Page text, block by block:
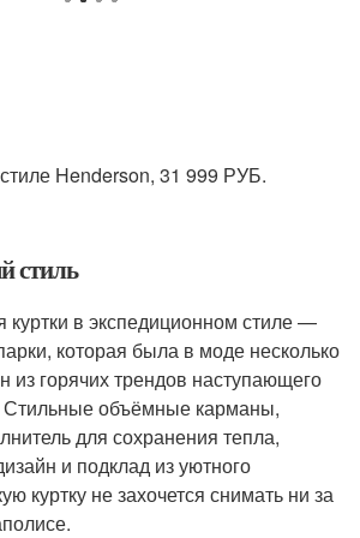
Henderson, 31 999 РУБ.
стиль
куртки в экспедиционном стиле —
которая была в моде несколько
из горячих трендов наступающего
Стильные объёмные карманы,
для сохранения тепла,
и подклад из уютного
куртку не захочется снимать ни за